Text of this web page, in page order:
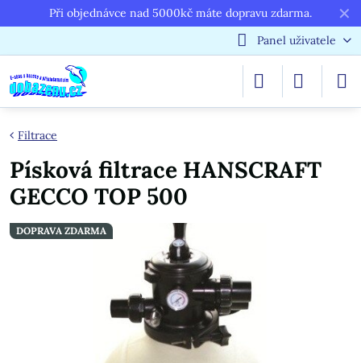
✕
Při objednávce nad 5000kč máte dopravu zdarma.
Panel uživatele
DOPRAVA ZDARMA
Filtrace
Písková filtrace HANSCRAFT
GECCO TOP 500